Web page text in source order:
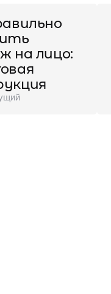
на лицо: